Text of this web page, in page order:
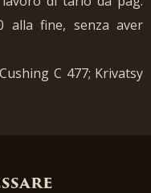
fine, senza aver
C 477; Krivatsy